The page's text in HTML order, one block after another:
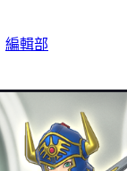
編輯部